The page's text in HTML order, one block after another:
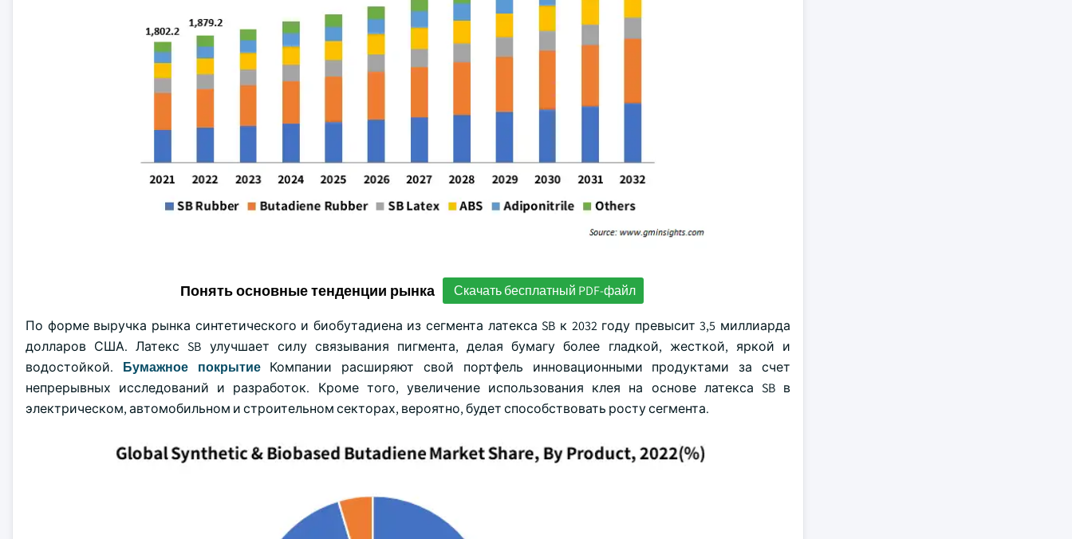
Понять основные тенденции рынка Скачать бесплатный PDF-файл
По форме выручка рынка синтетического и биобутадиена из сегмента латекса SB к 2032 году превысит 3,5 миллиарда
долларов США. Латекс SB улучшает силу связывания пигмента, делая бумагу более гладкой, жесткой, яркой и
водостойкой. Бумажное покрытиеКомпании расширяют свой портфель инновационными продуктами за счет
непрерывных исследований и разработок. Кроме того, увеличение использования клея на основе латекса SB в
электрическом, автомобильном и строительном секторах, вероятно, будет способствовать росту сегмента.